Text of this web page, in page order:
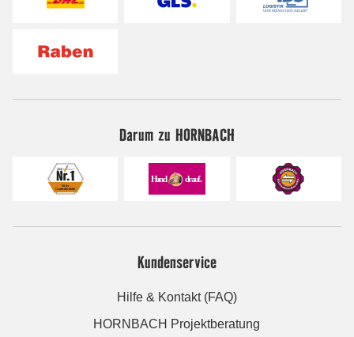
Darum zu HORNBACH
Kundenservice
Hilfe & Kontakt (FAQ)
HORNBACH Projektberatung